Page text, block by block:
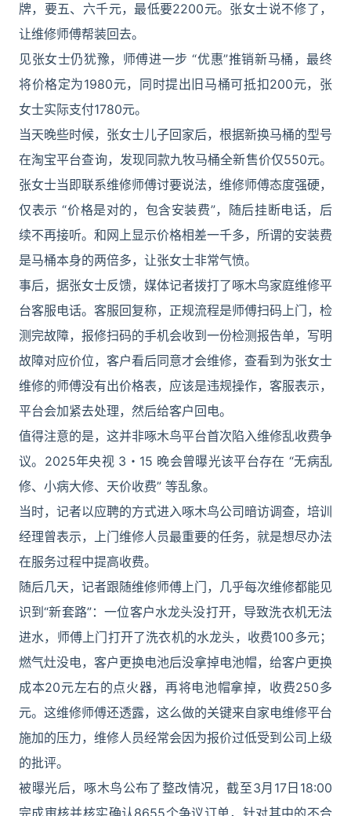
牌，要五、六千元，最低要2200元。张女士说不修了，
让维修师傅帮装回去。
见张女士仍犹豫，师傅进一步 “优惠”推销新马桶，最终
将价格定为1980元，同时提出旧马桶可抵扣200元，张
女士实际支付1780元。
当天晚些时候，张女士儿子回家后，根据新换马桶的型号
在淘宝平台查询，发现同款九牧马桶全新售价仅550元。
张女士当即联系维修师傅讨要说法，维修师傅态度强硬，
仅表示 “价格是对的，包含安装费”，随后挂断电话，后
续不再接听。和网上显示价格相差一千多，所谓的安装费
是马桶本身的两倍多，让张女士非常气愤。
事后，据张女士反馈，媒体记者拨打了啄木鸟家庭维修平
台客服电话。客服回复称，正规流程是师傅扫码上门，检
测完故障，报修扫码的手机会收到一份检测报告单，写明
故障对应价位，客户看后同意才会维修，查看到为张女士
维修的师傅没有出价格表，应该是违规操作，客服表示，
平台会加紧去处理，然后给客户回电。
值得注意的是，这并非啄木鸟平台首次陷入维修乱收费争
议。2025年央视 3・15 晚会曾曝光该平台存在 “无病乱
修、小病大修、天价收费” 等乱象。
当时，记者以应聘的方式进入啄木鸟公司暗访调查，培训
经理曾表示，上门维修人员最重要的任务，就是想尽办法
在服务过程中提高收费。
随后几天，记者跟随维修师傅上门，几乎每次维修都能见
识到“新套路”：一位客户水龙头没打开，导致洗衣机无法
进水，师傅上门打开了洗衣机的水龙头，收费100多元；
燃气灶没电，客户更换电池后没拿掉电池帽，给客户更换
成本20元左右的点火器，再将电池帽拿掉，收费250多
元。这维修师傅还透露，这么做的关键来自家电维修平台
施加的压力，维修人员经常会因为报价过低受到公司上级
的批评。
被曝光后，啄木鸟公布了整改情况，截至3月17日18:00
完成审核并核实确认8655个争议订单，针对其中的不合